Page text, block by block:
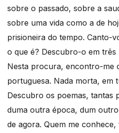
sobre o passado, sobre a
sobre uma vida como a de
prisioneira do tempo. Canto-
o que é? Descubro-o em três
Nesta procura, encontro-me
portuguesa. Nada morta, em
Descubro os poemas, tantas
duma outra época, dum
de agora. Quem me conhece,